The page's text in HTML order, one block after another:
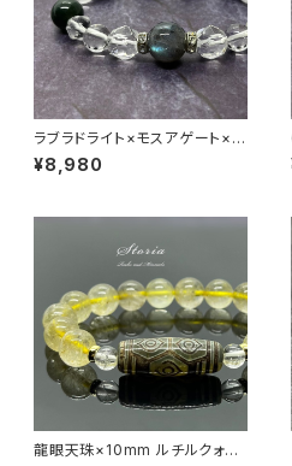
ラブラドライト×モスアゲート×ヒ
マラヤ水晶ブレスレット
¥8,980
龍眼天珠×10mm ルチルクォー